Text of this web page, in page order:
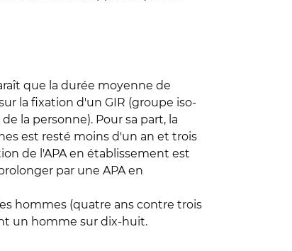
que la durée moyenne de
la fixation d'un GIR (groupe iso-
la personne). Pour sa part, la
est resté moins d'un an et trois
de l'APA en établissement est
par une APA en
hommes (quatre ans contre trois
un homme sur dix‐huit.